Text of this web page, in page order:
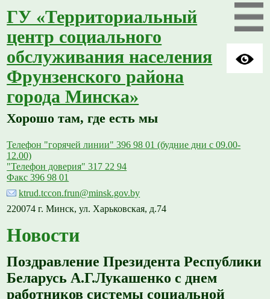
ГУ «Территориальный
центр социального
обслуживания населения
Фрунзенского района
города Минска»
Хорошо там, где есть мы
Телефон "горячей линии" 396 98 01 (будние дни с 09.00-
12.00)
"Телефон доверия" 317 22 94
Факс 396 98 01
ktrud.tccon.frun@minsk.gov.by
220074 г. Минск, ул. Харьковская, д.74
Новости
Поздравление Президента Республики
Беларусь А.Г.Лукашенко с днем
работников системы социальной